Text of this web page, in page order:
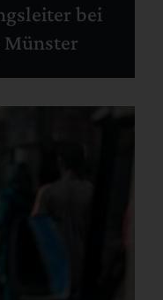
bei
Münster